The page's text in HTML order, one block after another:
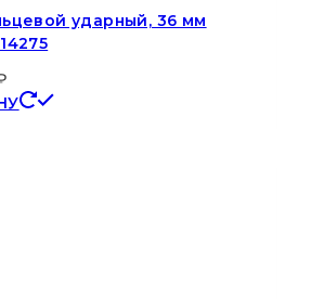
ударный, 36 мм